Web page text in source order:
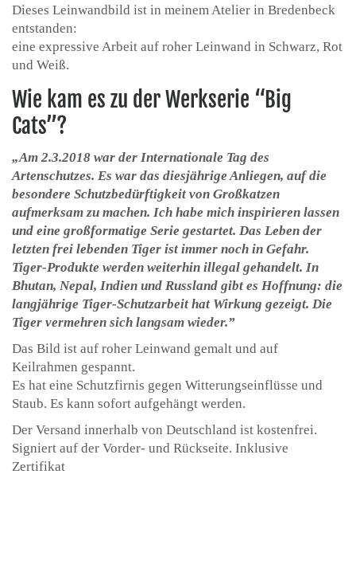
Dieses Leinwandbild ist in meinem Atelier in Bredenbeck
entstanden:
eine expressive Arbeit auf roher Leinwand in Schwarz, Rot
und Weiß.
Wie kam es zu der Werkserie “Big
Cats”?
„Am 2.3.2018 war der Internationale Tag des
Artenschutzes. Es war das diesjährige Anliegen, auf die
besondere Schutzbedürftigkeit von Großkatzen
aufmerksam zu machen. Ich habe mich inspirieren lassen
und eine großformatige Serie gestartet. Das Leben der
letzten frei lebenden Tiger ist immer noch in Gefahr.
Tiger-Produkte werden weiterhin illegal gehandelt. In
Bhutan, Nepal, Indien und Russland gibt es Hoffnung: die
langjährige Tiger-Schutzarbeit hat Wirkung gezeigt. Die
Tiger vermehren sich langsam wieder.”
Das Bild ist auf roher Leinwand gemalt und auf
Keilrahmen gespannt.
Es hat eine Schutzfirnis gegen Witterungseinflüsse und
Staub. Es kann sofort aufgehängt werden.
Der Versand innerhalb von Deutschland ist kostenfrei.
Signiert auf der Vorder- und Rückseite. Inklusive
Zertifikat